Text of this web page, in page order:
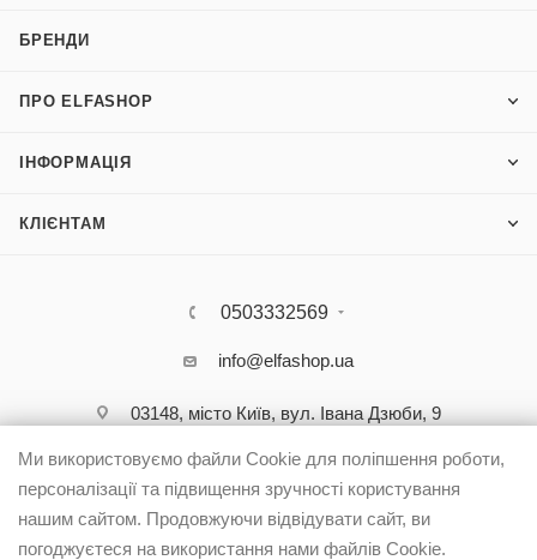
БРЕНДИ
ПРО ELFASHOP
ІНФОРМАЦІЯ
КЛІЄНТАМ
0503332569
info@elfashop.ua
03148, місто Київ, вул. Івана Дзюби, 9
Ми використовуємо файли Cookie для поліпшення роботи,
персоналізації та підвищення зручності користування
нашим сайтом. Продовжуючи відвідувати сайт, ви
погоджуєтеся на використання нами файлів Cookie.